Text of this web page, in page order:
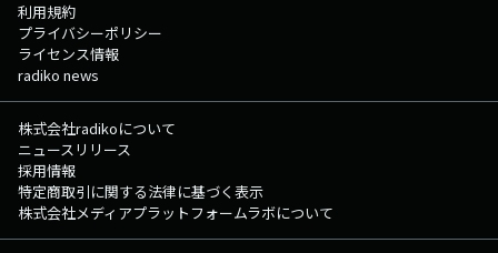
利用規約
プライバシーポリシー
ライセンス情報
radiko news
株式会社radikoについて
ニュースリリース
採用情報
特定商取引に関する法律に基づく表示
株式会社メディアプラットフォームラボについて